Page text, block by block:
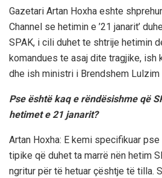
Gazetari Artan Hoxha eshte
Channel se hetimin e ’21 janarit’
SPAK, i cili duhet te shtrije hetimin
komandues te asaj dite tragjike, ish
dhe ish ministri i Brendshem Lulzim
Pse është kaq e rëndësishme që
hetimet e 21 janarit?
Artan Hoxha: E kemi specifikuar
tipike që duhet ta marrë nën hetim
ngritur për të hetuar çështje të tilla.